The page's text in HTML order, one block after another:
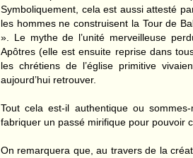
Symboliquement, cela est aussi attesté
les hommes ne construisent la Tour de
». Le mythe de l’unité merveilleuse
Apôtres (elle est ensuite reprise dans
les chrétiens de l’église primitive
aujourd’hui retrouver.
Tout cela est-il authentique ou
fabriquer un passé mirifique pour pouvoir
On remarquera que, au travers de la